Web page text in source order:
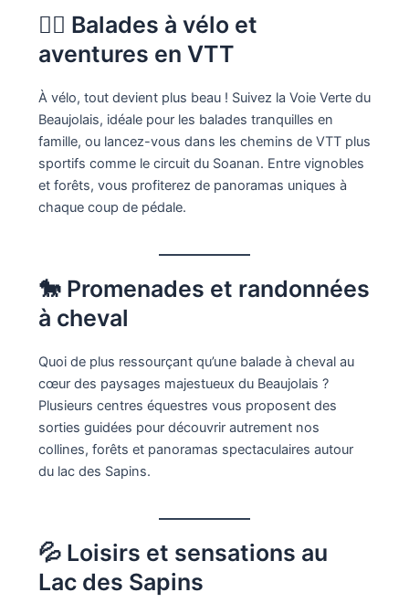
🚴‍♂️ Balades à vélo et
aventures en VTT
À vélo, tout devient plus beau ! Suivez la Voie Verte du
Beaujolais, idéale pour les balades tranquilles en
famille, ou lancez-vous dans les chemins de VTT plus
sportifs comme le circuit du Soanan. Entre vignobles
et forêts, vous profiterez de panoramas uniques à
chaque coup de pédale.
🐎 Promenades et randonnées
à cheval
Quoi de plus ressourçant qu’une balade à cheval au
cœur des paysages majestueux du Beaujolais ?
Plusieurs centres équestres vous proposent des
sorties guidées pour découvrir autrement nos
collines, forêts et panoramas spectaculaires autour
du lac des Sapins.
💦 Loisirs et sensations au
Lac des Sapins